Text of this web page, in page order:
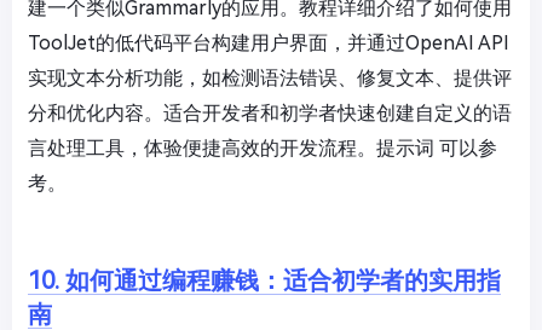
建一个类似Grammarly的应用。教程详细介绍了如何使用
ToolJet的低代码平台构建用户界面，并通过OpenAI API
实现文本分析功能，如检测语法错误、修复文本、提供评
分和优化内容。适合开发者和初学者快速创建自定义的语
言处理工具，体验便捷高效的开发流程。提示词 可以参
考。
10. 如何通过编程赚钱：适合初学者的实用指
南